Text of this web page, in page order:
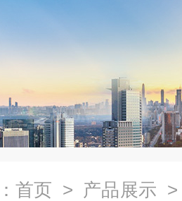
首页 > 产品展示